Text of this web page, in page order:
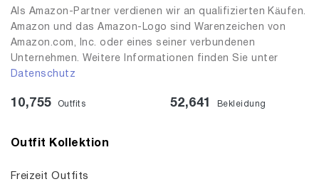
Als Amazon-Partner verdienen wir an qualifizierten Käufen.
Amazon und das Amazon-Logo sind Warenzeichen von
Amazon.com, Inc. oder eines seiner verbundenen
Unternehmen. Weitere Informationen finden Sie unter
Datenschutz
10,755 Outfits 52,641 Bekleidung
Outfit Kollektion
Freizeit Outfits